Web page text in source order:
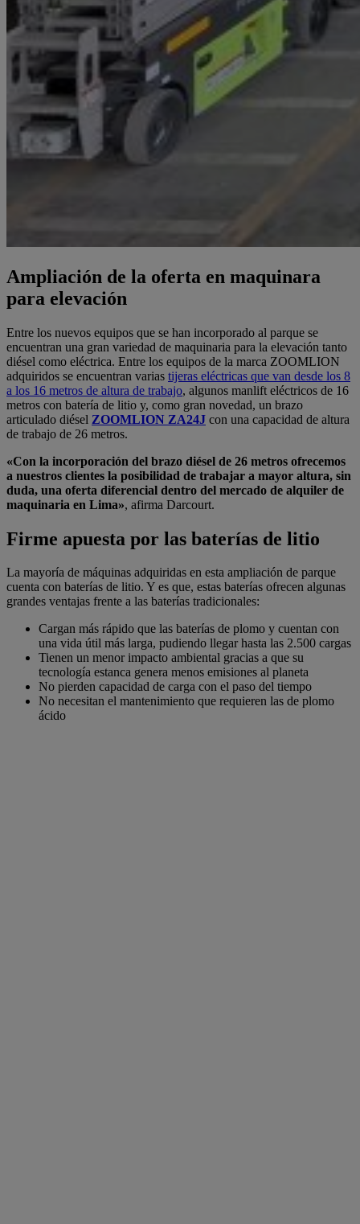
Ampliación de la oferta en maquinara
para elevación
Entre los nuevos equipos que se han incorporado al parque se
encuentran una gran variedad de maquinaria para la elevación tanto
diésel como eléctrica. Entre los equipos de la marca ZOOMLION
adquiridos se encuentran varias tijeras eléctricas que van desde los 8
a los 16 metros de altura de trabajo, algunos manlift eléctricos de 16
metros con batería de litio y, como gran novedad, un brazo
articulado diésel ZOOMLION ZA24J con una capacidad de altura
de trabajo de 26 metros.
«Con la incorporación del brazo diésel de 26 metros ofrecemos
a nuestros clientes la posibilidad de trabajar a mayor altura, sin
duda, una oferta diferencial dentro del mercado de alquiler de
maquinaria en Lima», afirma Darcourt.
Firme apuesta por las baterías de litio
La mayoría de máquinas adquiridas en esta ampliación de parque
cuenta con baterías de litio. Y es que, estas baterías ofrecen algunas
grandes ventajas frente a las baterías tradicionales:
Cargan más rápido que las baterías de plomo y cuentan con
una vida útil más larga, pudiendo llegar hasta las 2.500 cargas
Tienen un menor impacto ambiental gracias a que su
tecnología estanca genera menos emisiones al planeta
No pierden capacidad de carga con el paso del tiempo
No necesitan el mantenimiento que requieren las de plomo
ácido